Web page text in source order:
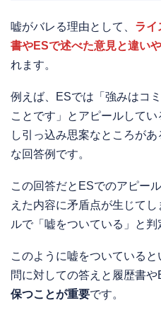
嘘がバレる理由として、 ライ
書やESで述べた意見と違い
れます。
例えば、ESでは「強みはコ
ことです」とアピールして
し引っ込み思案なところが
な回答例です。
この回答だとESでのアピー
えた内容に矛盾点が生じて
ルで「嘘をついている」と判
このように嘘をついている
問に対しての答えと履歴書
保つことが重要です。